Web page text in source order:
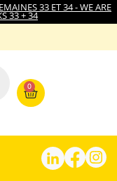
33 ET 34 - WE ARE
33 + 34
0